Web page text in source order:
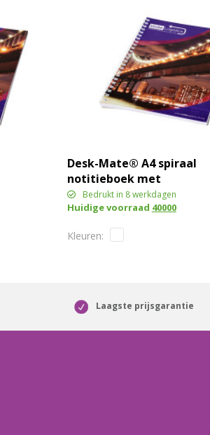
Desk-Mate® A4 spiraal
notitieboek met
bedrukte achterste
omslag
Bedrukt in 8 werkdagen
Huidige voorraad 40000
Laagste prijsgarantie